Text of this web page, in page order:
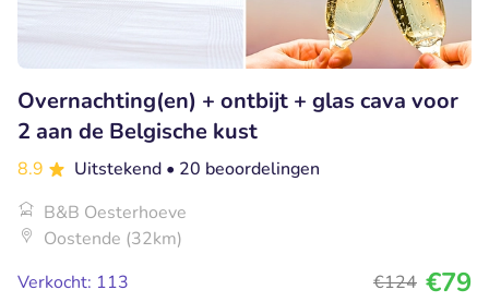
Overnachting(en) + ontbijt + glas cava voor
2 aan de Belgische kust
8.9 Uitstekend • 20 beoordelingen
B&B Oesterhoeve
Oostende (32km)
Verkocht: 113
€124 €79